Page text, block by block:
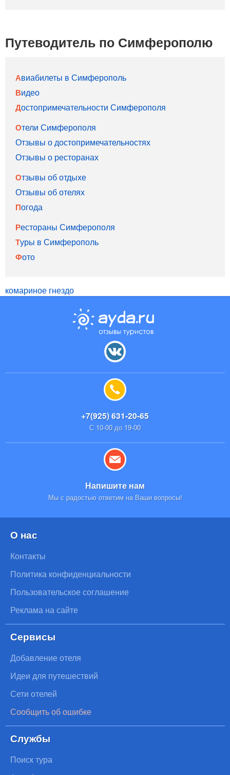
Путеводитель по Симферополю
Авиабилеты в Симферополь
Видео
Достопримечательности Симферополя
Отели Симферополя
Отзывы о достопримечательностях
Отзывы о ресторанах
Отзывы об отдыхе
Отзывы об отелях
Погода
Рестораны Симферополя
Туры в Симферополь
Фото
комариное гнездо
+7(925) 631-20-65
С 10-00 до 19-00
Напишите нам
Мы с радостью ответим на Ваши вопросы!
О нас
Контакты
Политика конфиденциальности
Пользовательское соглашение
Реклама на сайте
Сервисы
Добавление отеля
Идеи для путешествий
Сети отелей
Сообщить об ошибке
Службы
Поиск тура